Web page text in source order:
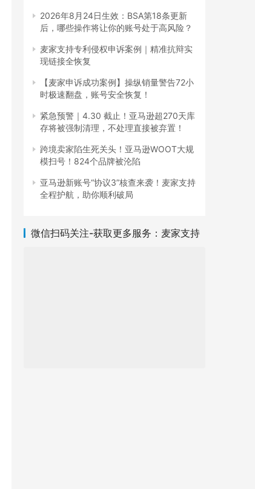
2026年8月24日生效：BSA第18条更新
后，哪些操作将让你的账号处于高风险？
麦家支持专利侵权申诉案例｜精准抗辩实
现链接全恢复
【麦家申诉成功案例】操纵销量警告72小
时极速翻盘，账号安全恢复！
紧急预警｜4.30 截止！亚马逊超270天库
存将被强制清理，不处理直接被弃置！
跨境卖家陷生死关头！亚马逊WOOT大规
模扫号！824个品牌被沦陷
亚马逊新账号“协议3”核查来袭！麦家支持
全程护航，助你顺利破局
微信扫码关注-获取更多服务：麦家支持